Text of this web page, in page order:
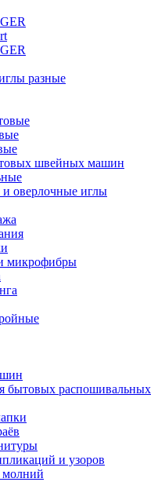
разные
швейных машин
оверлочные иглы
микрофибры
бытовых распошивальных
и узоров